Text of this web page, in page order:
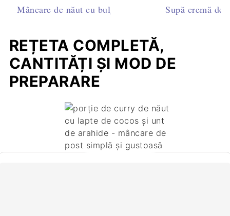
Mâncare de năut cu bulgur și măsline - rețetă simplă
Supă cremă de
REȚETA COMPLETĂ,
CANTITĂȚI ȘI MOD DE
PREPARARE